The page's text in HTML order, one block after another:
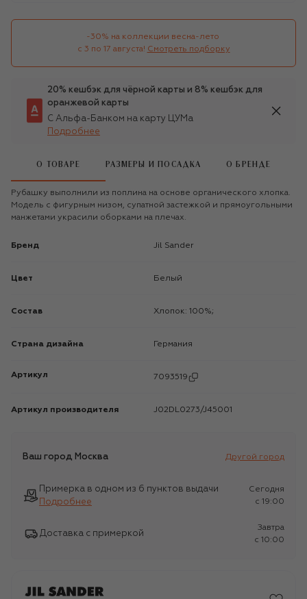
-30% на коллекции весна-лето
с 3 по 17 августа! Смотреть подборку
20% кешбэк для чёрной карты и 8% кешбэк для
оранжевой карты
С Альфа-Банком на карту ЦУМа
Подробнее
О ТОВАРЕ РАЗМЕРЫ И ПОСАДКА О БРЕНДЕ
Рубашку выполнили из поплина на основе органического хлопка.
Модель с фигурным низом, супатной застежкой и прямоугольными
манжетами украсили оборками на плечах.
Бренд Jil Sander
Цвет Белый
Состав Хлопок: 100%;
Страна дизайна Германия
Артикул 7093519
Артикул производителя J02DL0273/J45001
Ваш город Москва Другой город
Примерка в одном из 6 пунктов выдачи
Подробнее
Сегодня
c 19:00
Доставка с примеркой
Завтра
c 10:00